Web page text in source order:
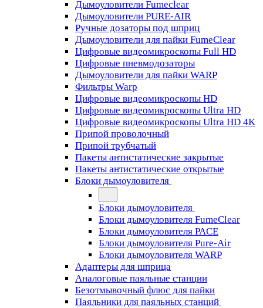
Дымоуловители Fumeclear
Дымоуловители PURE-AIR
Ручные дозаторы под шприц
Дымоуловители для пайки FumeClear
Цифровые видеомикроскопы Full HD
Цифровые пневмодозаторы
Дымоуловители для пайки WARP
Фильтры Warp
Цифровые видеомикроскопы HD
Цифровые видеомикроскопы Ultra HD
Цифровые видеомикроскопы Ultra HD 4K
Припой проволочный
Припой трубчатый
Пакеты антистатические закрытые
Пакеты антистатические открытые
Блоки дымоуловителя
Блоки дымоуловителя
Блоки дымоуловителя FumeClear
Блоки дымоуловителя PACE
Блоки дымоуловителя Pure-Air
Блоки дымоуловителя WARP
Адаптеры для шприца
Аналоговые паяльные станции
Безотмывочный флюс для пайки
Паяльники для паяльных станций